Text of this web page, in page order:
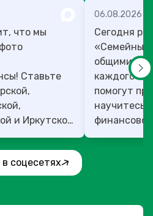
что мы
и Иркутской
06.08.2026
Сегодня
«Семейный
общими
каждого»!
помогут
научитесь:
соцесетях